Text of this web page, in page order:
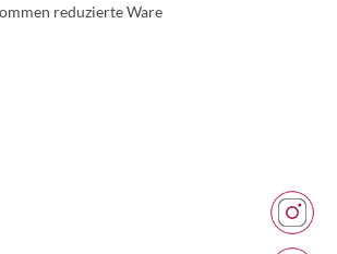
reduzierte Ware
über den gesperrten Inhalt.